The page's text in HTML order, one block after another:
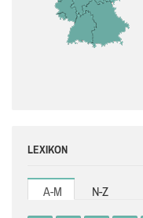
LEXIKON
A-M N-Z